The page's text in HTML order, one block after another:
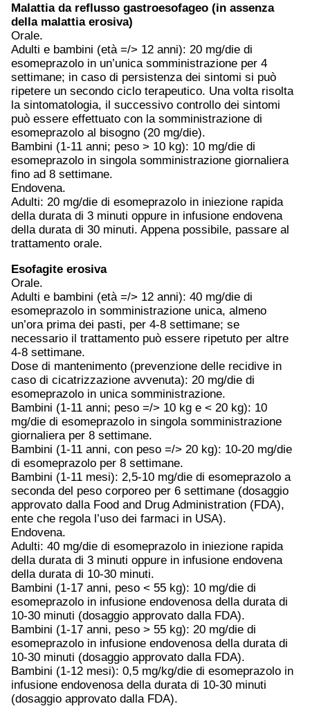
Malattia da reflusso gastroesofageo (in assenza
della malattia erosiva)
Orale.
Adulti e bambini (età =/> 12 anni): 20 mg/die di
esomeprazolo in un’unica somministrazione per 4
settimane; in caso di persistenza dei sintomi si può
ripetere un secondo ciclo terapeutico. Una volta risolta
la sintomatologia, il successivo controllo dei sintomi
può essere effettuato con la somministrazione di
esomeprazolo al bisogno (20 mg/die).
Bambini (1-11 anni; peso > 10 kg): 10 mg/die di
esomeprazolo in singola somministrazione giornaliera
fino ad 8 settimane.
Endovena.
Adulti: 20 mg/die di esomeprazolo in iniezione rapida
della durata di 3 minuti oppure in infusione endovena
della durata di 30 minuti. Appena possibile, passare al
trattamento orale.
Esofagite erosiva
Orale.
Adulti e bambini (età =/> 12 anni): 40 mg/die di
esomeprazolo in somministrazione unica, almeno
un’ora prima dei pasti, per 4-8 settimane; se
necessario il trattamento può essere ripetuto per altre
4-8 settimane.
Dose di mantenimento (prevenzione delle recidive in
caso di cicatrizzazione avvenuta): 20 mg/die di
esomeprazolo in unica somministrazione.
Bambini (1-11 anni; peso =/> 10 kg e < 20 kg): 10
mg/die di esomeprazolo in singola somministrazione
giornaliera per 8 settimane.
Bambini (1-11 anni, con peso =/> 20 kg): 10-20 mg/die
di esomeprazolo per 8 settimane.
Bambini (1-11 mesi): 2,5-10 mg/die di esomeprazolo a
seconda del peso corporeo per 6 settimane (dosaggio
approvato dalla Food and Drug Administration (FDA),
ente che regola l’uso dei farmaci in USA).
Endovena.
Adulti: 40 mg/die di esomeprazolo in iniezione rapida
della durata di 3 minuti oppure in infusione endovena
della durata di 10-30 minuti.
Bambini (1-17 anni, peso < 55 kg): 10 mg/die di
esomeprazolo in infusione endovenosa della durata di
10-30 minuti (dosaggio approvato dalla FDA).
Bambini (1-17 anni, peso > 55 kg): 20 mg/die di
esomeprazolo in infusione endovenosa della durata di
10-30 minuti (dosaggio approvato dalla FDA).
Bambini (1-12 mesi): 0,5 mg/kg/die di esomeprazolo in
infusione endovenosa della durata di 10-30 minuti
(dosaggio approvato dalla FDA).